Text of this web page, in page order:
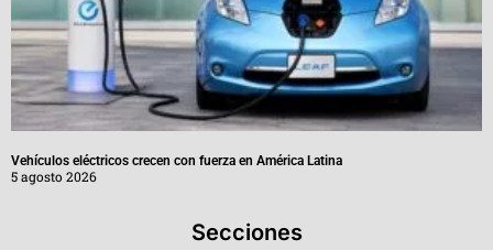
Vehículos eléctricos crecen con fuerza en América Latina
5 agosto 2026
Secciones